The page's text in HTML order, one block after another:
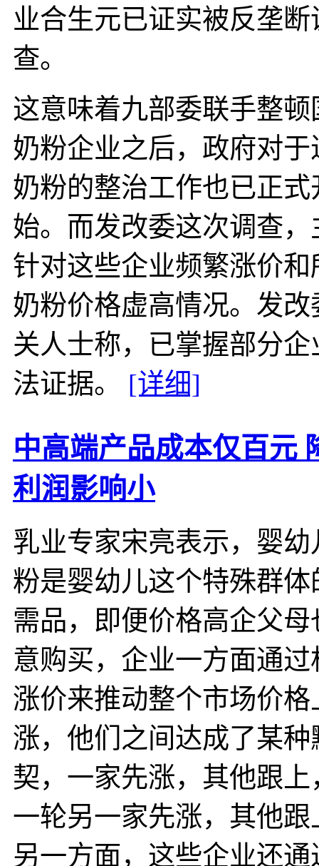
业合生元已证实被反垄断
查。
这意味着九部委联手整顿
奶粉企业之后，政府对于
奶粉的整治工作也已正式
始。而发改委这次调查，
针对这些企业频繁涨价和
奶粉价格虚高情况。发改
关人士称，已掌握部分企
法证据。 [详细]
中高端产品成本仅百元
利润影响小
乳业专家宋亮表示，婴幼
粉是婴幼儿这个特殊群体
需品，即便价格高企父母
意购买，企业一方面通过
涨价来推动整个市场价格
涨，他们之间达成了某种
契，一家先涨，其他跟上
一轮另一家先涨，其他跟
另一方面，这些企业还通